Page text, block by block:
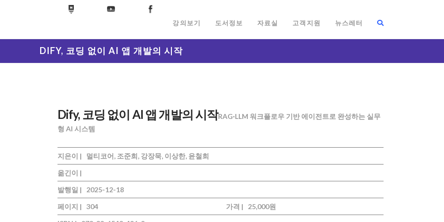
강의보기 도서정보 자료실 고객지원 뉴스레터
DIFY, 코딩 없이 AI 앱 개발의 시작
Dify, 코딩 없이 AI 앱 개발의 시작RAG·LLM 워크플로우 기반 에이전트로 완성하는 실무
형 AI 시스템
지은이 |
멀티코어, 조준희, 강장묵, 이상한, 윤철희
옮긴이 |
발행일 |
2025-12-18
페이지 |
304 가격 |
25,000원